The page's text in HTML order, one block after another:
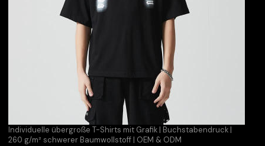
Individuelle übergroße T-Shirts mit Grafik | Buchstabendruck |
260 g/m² schwerer Baumwollstoff | OEM & ODM